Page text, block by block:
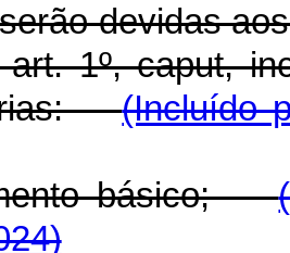
devidas
1º, caput,
(Incluído
básico;